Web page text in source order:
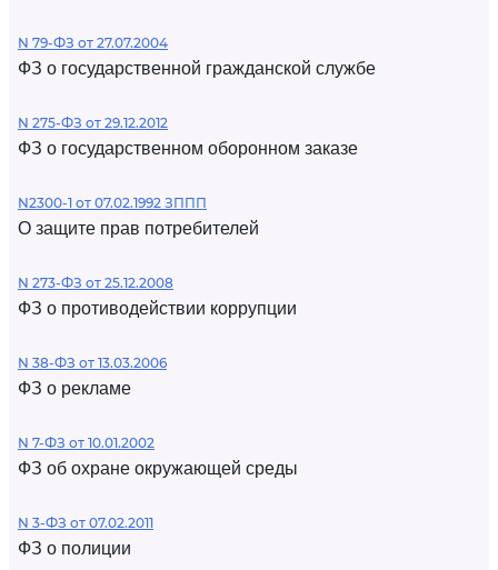
N 79-ФЗ от 27.07.2004
ФЗ о государственной гражданской службе
N 275-ФЗ от 29.12.2012
ФЗ о государственном оборонном заказе
N2300-1 от 07.02.1992 ЗППП
О защите прав потребителей
N 273-ФЗ от 25.12.2008
ФЗ о противодействии коррупции
N 38-ФЗ от 13.03.2006
ФЗ о рекламе
N 7-ФЗ от 10.01.2002
ФЗ об охране окружающей среды
N 3-ФЗ от 07.02.2011
ФЗ о полиции